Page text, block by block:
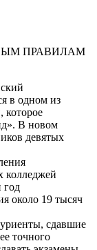
ПРАВИЛАМ
в одном из
которое
В новом
девятых
колледжей
год
около 19 тысяч
сдавшие
точного